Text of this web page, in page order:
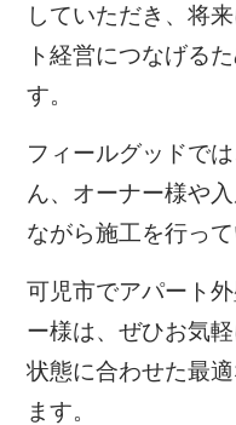
していただき、将
ト経営につなげる
す。
フィールグッドで
ん、オーナー様や
ながら施工を行って
可児市でアパート
ー様は、ぜひお気
状態に合わせた最
ます。